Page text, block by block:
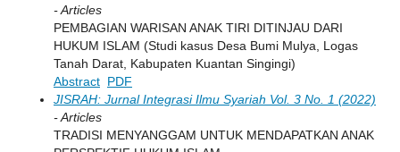
- Articles
PEMBAGIAN WARISAN ANAK TIRI DITINJAU DARI
HUKUM ISLAM (Studi kasus Desa Bumi Mulya, Logas
Tanah Darat, Kabupaten Kuantan Singingi)
Abstract PDF
JISRAH: Jurnal Integrasi Ilmu Syariah Vol. 3 No. 1 (2022)
- Articles
TRADISI MENYANGGAM UNTUK MENDAPATKAN ANAK